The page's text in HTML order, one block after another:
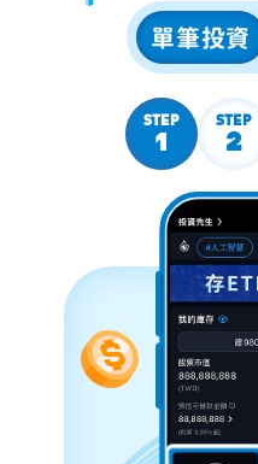
單筆投資
STEP
1
STEP
2